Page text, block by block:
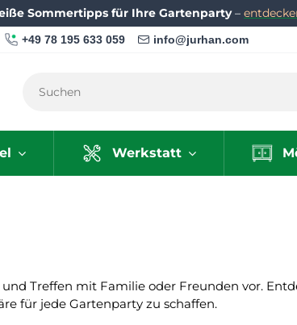
Sommertipps für Ihre Gartenparty–
+49 78 195 633 059 info@jurhan.com
Werkstatt
Treffen mit Familie oder Freunden vor.
für jede Gartenparty zu schaffen.